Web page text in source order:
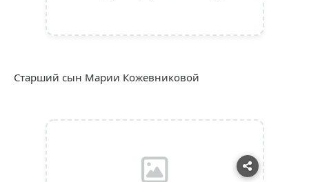
Старший сын Марии Кожевниковой